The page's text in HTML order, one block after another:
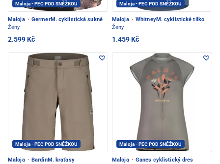
Maloja - PEC POD SNĚŽKOU
Maloja · GermerM. cyklistická sukně
Ženy
2.599 Kč
Maloja - PEC POD SNĚŽKOU
Maloja · WhitneyM. cyklistické tílko
Ženy
1.459 Kč
Maloja - PEC POD SNĚŽKOU
Maloja · BardinM. kraťasy
Maloja - PEC POD SNĚŽKOU
Maloja · Ganes cyklistický dres